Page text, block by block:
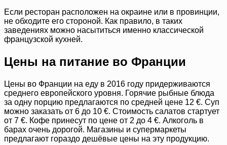
Если ресторан расположен на окраине или в провинции,
не обходите его стороной. Как правило, в таких
заведениях можно насытиться именно классической
французской кухней.
Цены на питание во Франции
Цены во Франции на еду в 2016 году придерживаются
среднего европейского уровня. Горячие рыбные блюда
за одну порцию предлагаются по средней цене 12 €. Суп
можно заказать от 6 до 10 €. Стоимость салатов стартует
от 7 €. Кофе принесут по цене от 2 до 4 €. Алкоголь в
барах очень дорогой. Магазины и супермаркеты
предлагают гораздо дешёвые цены на эту продукцию.